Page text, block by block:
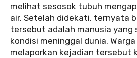
melihat sesosok tubuh
air. Setelah didekati, ternyata
tersebut adalah manusia yang
kondisi meninggal dunia.
melaporkan kejadian tersebut